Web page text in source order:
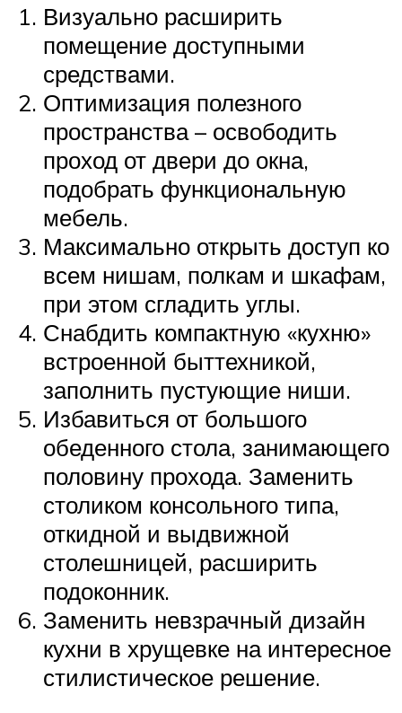
Визуально расширить
помещение доступными
средствами.
Оптимизация полезного
пространства – освободить
проход от двери до окна,
подобрать функциональную
мебель.
Максимально открыть доступ ко
всем нишам, полкам и шкафам,
при этом сгладить углы.
Снабдить компактную «кухню»
встроенной быттехникой,
заполнить пустующие ниши.
Избавиться от большого
обеденного стола, занимающего
половину прохода. Заменить
столиком консольного типа,
откидной и выдвижной
столешницей, расширить
подоконник.
Заменить невзрачный дизайн
кухни в хрущевке на интересное
стилистическое решение.